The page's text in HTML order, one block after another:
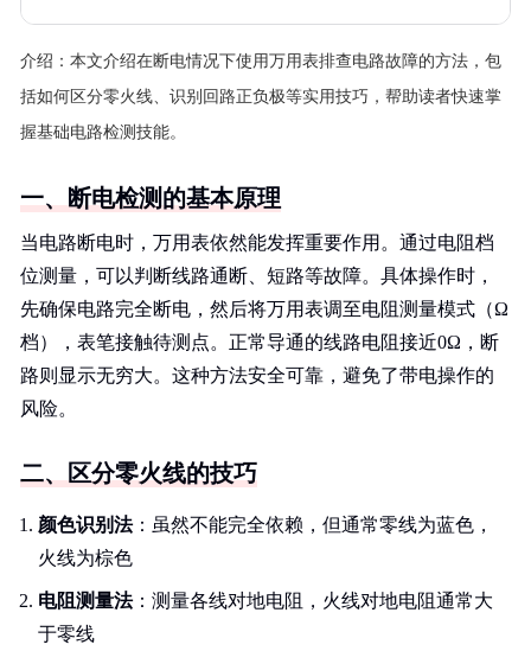
介绍： 本文介绍在断电情况下使用万用表排查电路故障的方法，包
括如何区分零火线、识别回路正负极等实用技巧，帮助读者快速掌
握基础电路检测技能。
一、断电检测的基本原理
当电路断电时，万用表依然能发挥重要作用。通过电阻档
位测量，可以判断线路通断、短路等故障。具体操作时，
先确保电路完全断电，然后将万用表调至电阻测量模式（Ω
档），表笔接触待测点。正常导通的线路电阻接近0Ω，断
路则显示无穷大。这种方法安全可靠，避免了带电操作的
风险。
二、区分零火线的技巧
颜色识别法：虽然不能完全依赖，但通常零线为蓝色，
火线为棕色
电阻测量法：测量各线对地电阻，火线对地电阻通常大
于零线